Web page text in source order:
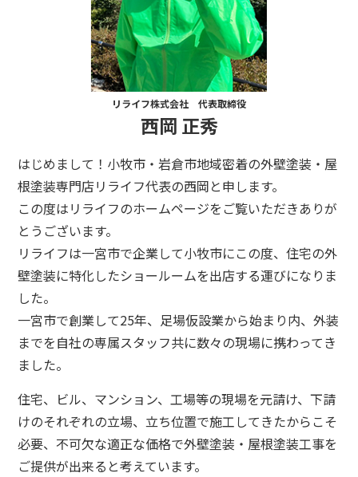
リライフ株式会社 代表取締役
西岡 正秀
はじめまして！小牧市・岩倉市地域密着の外壁塗装・屋
根塗装専門店リライフ代表の西岡と申します。
この度はリライフのホームページをご覧いただきありが
とうございます。
リライフは一宮市で企業して小牧市にこの度、住宅の外
壁塗装に特化したショールームを出店する運びになりま
した。
一宮市で創業して25年、足場仮設業から始まり内、外装
までを自社の専属スタッフ共に数々の現場に携わってき
ました。
住宅、ビル、マンション、工場等の現場を元請け、下請
けのそれぞれの立場、立ち位置で施工してきたからこそ
必要、不可欠な適正な価格で外壁塗装・屋根塗装工事を
ご提供が出来ると考えています。